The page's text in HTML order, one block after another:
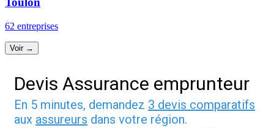
62 entreprises
Voir →
Devis Assurance emprunteur
En 5 minutes, demandez 3 devis comparatifs
aux assureurs dans votre région.